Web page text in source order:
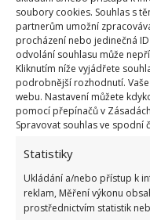
soubory cookies. Souhlas s
partnerům umožní
procházení nebo jedinečná
odvolání souhlasu může
Kliknutím níže vyjádřete
podrobnější rozhodnutí.
webu. Nastavení můžete
pomocí přepínačů v
Spravovat souhlas ve spodní
Statistiky
Ukládání a/nebo přístup k
reklam, Měření výkonu
prostřednictvím statistik
Fotografie: Pixabay
Šperky dejte
Následně své zašlé,